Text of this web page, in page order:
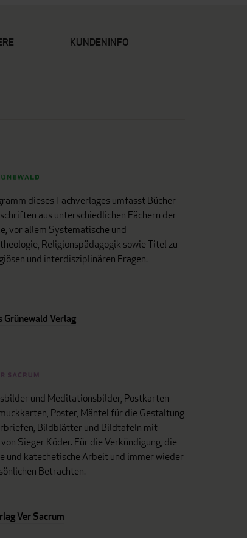
KUNDENINFO
dieses Fachverlages umfasst Bücher
aus unterschiedlichen Fächern der
vor allem Systematische und
Religionspädagogik sowie Titel zu
und interdisziplinären Fragen.
Grünewald Verlag
und Meditationsbilder, Postkarten
Poster, Mäntel für die Gestaltung
Bildblätter und Bildtafeln mit
Sieger Köder. Für die Verkündigung, die
und katechetische Arbeit und immer wieder
Betrachten.
Ver Sacrum